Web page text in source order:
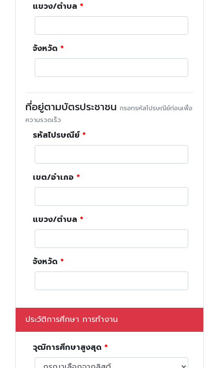
แขวง/ตำบล
จังหวัด
ที่อยู่ตามบัตรประชาชน กรอกรหัสไปรษณีย์ก่อนเพื่อ
ความรวดเร็ว
รหัสไปรษณีย์
เขต/อำเภอ
แขวง/ตำบล
จังหวัด
ประวัติการศึกษา การทำงาน
วุฒิการศึกษาสูงสุด